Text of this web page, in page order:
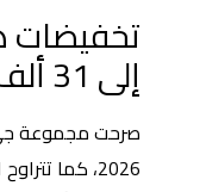
إلى 31 ألف جنيه